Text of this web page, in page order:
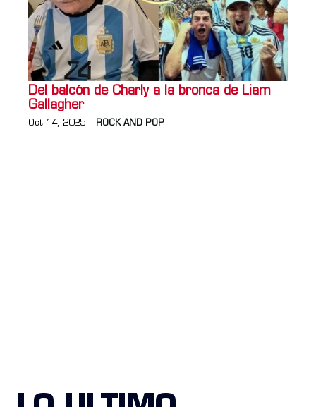
Del balcón de Charly a la bronca de Liam
Gallagher
Oct 14, 2025 ROCK AND POP